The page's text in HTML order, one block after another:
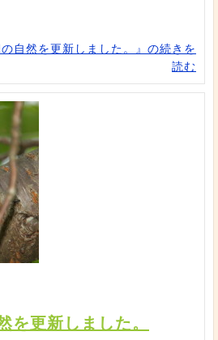
の自然を更新しました。』の続きを
読む
を更新しました。